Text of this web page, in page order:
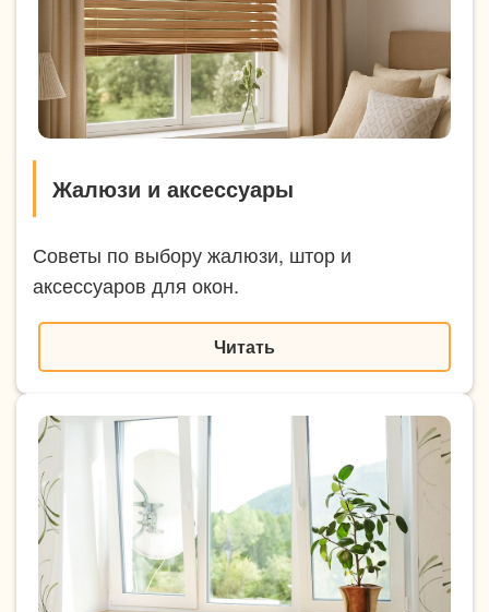
Жалюзи и аксессуары
Советы по выбору жалюзи, штор и
аксессуаров для окон.
Читать